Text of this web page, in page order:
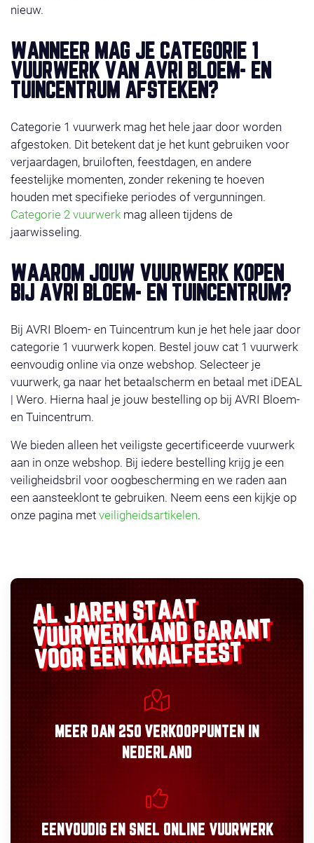
nieuw.
WANNEER MAG JE CATEGORIE 1
VUURWERK VAN AVRI BLOEM- EN
TUINCENTRUM AFSTEKEN?
Categorie 1 vuurwerk mag het hele jaar door worden
afgestoken. Dit betekent dat je het kunt gebruiken voor
verjaardagen, bruiloften, feestdagen, en andere
feestelijke momenten, zonder rekening te hoeven
houden met specifieke periodes of vergunningen.
Categorie 2 vuurwerk mag alleen tijdens de
jaarwisseling.
WAAROM JOUW VUURWERK KOPEN
BIJ AVRI BLOEM- EN TUINCENTRUM?
Bij AVRI Bloem- en Tuincentrum kun je het hele jaar door
categorie 1 vuurwerk kopen. Bestel jouw cat 1 vuurwerk
eenvoudig online via onze webshop. Selecteer je
vuurwerk, ga naar het betaalscherm en betaal met iDEAL
| Wero. Hierna haal je jouw bestelling op bij AVRI Bloem-
en Tuincentrum.
We bieden alleen het veiligste gecertificeerde vuurwerk
aan in onze webshop. Bij iedere bestelling krijg je een
veiligheidsbril voor oogbescherming en we raden aan
een aansteeklont te gebruiken. Neem eens een kijkje op
onze pagina met veiligheidsartikelen.
AL JAREN STAAT
VUURWERKLANDGARANT
VOOR EEN KNALFEEST
MEER DAN 250 VERKOOPPUNTEN
IN
NEDERLAND
EENVOUDIGEN SNEL ONLINE VUURWERK